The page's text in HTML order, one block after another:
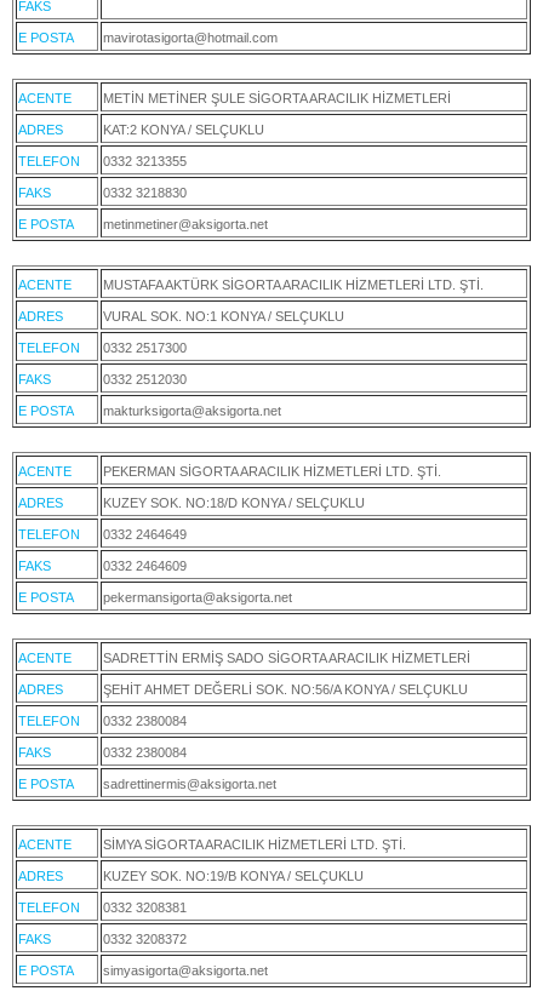
FAKS
E POSTA mavirotasigorta@hotmail.com
ACENTE METİN METİNER ŞULE SİGORTA ARACILIK HİZMETLERİ
ADRES KAT:2 KONYA / SELÇUKLU
TELEFON 0332 3213355
FAKS 0332 3218830
E POSTA metinmetiner@aksigorta.net
ACENTE MUSTAFA AKTÜRK SİGORTA ARACILIK HİZMETLERİ LTD. ŞTİ.
ADRES VURAL SOK. NO:1 KONYA / SELÇUKLU
TELEFON 0332 2517300
FAKS 0332 2512030
E POSTA makturksigorta@aksigorta.net
ACENTE PEKERMAN SİGORTA ARACILIK HİZMETLERİ LTD. ŞTİ.
ADRES KUZEY SOK. NO:18/D KONYA / SELÇUKLU
TELEFON 0332 2464649
FAKS 0332 2464609
E POSTA pekermansigorta@aksigorta.net
ACENTE SADRETTİN ERMİŞ SADO SİGORTA ARACILIK HİZMETLERİ
ADRES ŞEHİT AHMET DEĞERLİ SOK. NO:56/A KONYA / SELÇUKLU
TELEFON 0332 2380084
FAKS 0332 2380084
E POSTA sadrettinermis@aksigorta.net
ACENTE SİMYA SİGORTA ARACILIK HİZMETLERİ LTD. ŞTİ.
ADRES KUZEY SOK. NO:19/B KONYA / SELÇUKLU
TELEFON 0332 3208381
FAKS 0332 3208372
E POSTA simyasigorta@aksigorta.net